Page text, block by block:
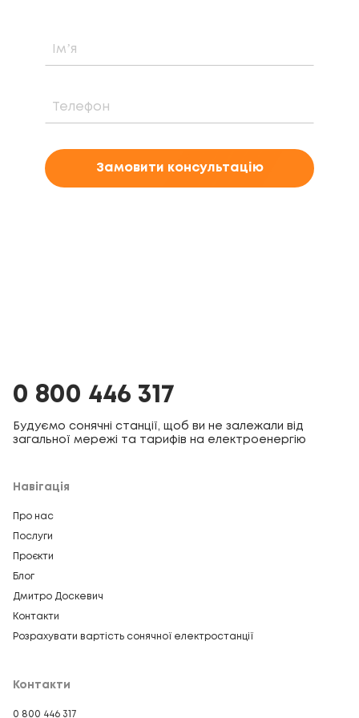
Замовити консультацію
0 800 446 317
Будуємо сонячні станції, щоб ви не залежали від
загальної мережі та тарифів на електроенергію
Навігація
Про нас
Послуги
Проєкти
Блог
Дмитро Доскевич
Контакти
Розрахувати вартість сонячної електростанції
Контакти
0 800 446 317